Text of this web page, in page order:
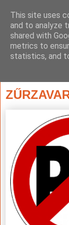
This site uses
and to analyze
shared with
metrics to
statistics, and